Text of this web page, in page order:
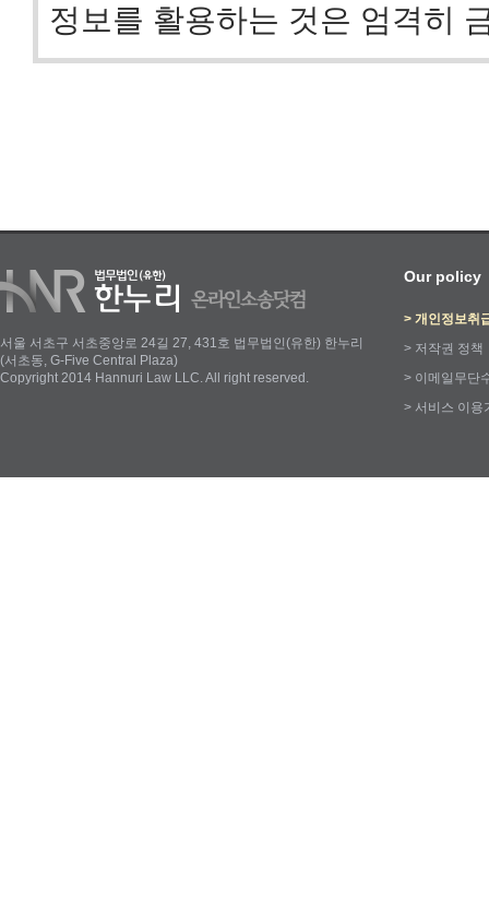
정보를 활용하는 것은 엄격히
서울 서초구 서초중앙로 24길 27, 431호 법무법인(유한) 한누리
(서초동, G-Five Central Plaza)
Copyright 2014 Hannuri Law LLC. All right reserved.
Our policy
> 개인정보취
> 저작권 정책
> 이메일무단
> 서비스 이용